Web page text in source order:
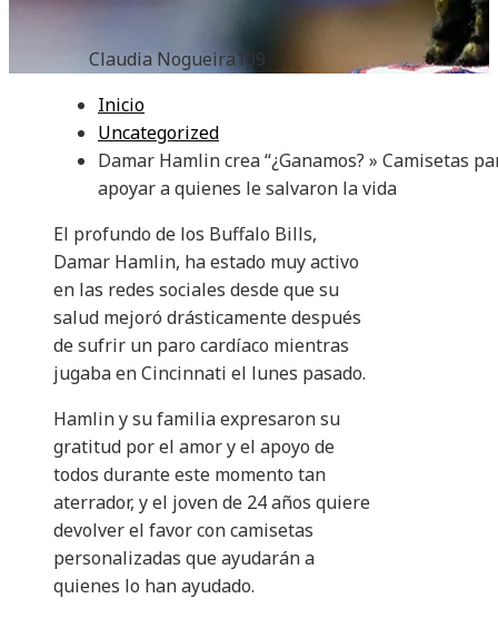
Claudia Nogueira109
Inicio
Uncategorized
Damar Hamlin crea “¿Ganamos? » Camisetas
apoyar a quienes le salvaron la vida
El profundo de los Buffalo Bills,
Damar Hamlin, ha estado muy activo
en las redes sociales desde que su
salud mejoró drásticamente después
de sufrir un paro cardíaco mientras
jugaba en Cincinnati el lunes pasado.
Hamlin y su familia expresaron su
gratitud por el amor y el apoyo de
todos durante este momento tan
aterrador, y el joven de 24 años quiere
devolver el favor con camisetas
personalizadas que ayudarán a
quienes lo han ayudado.